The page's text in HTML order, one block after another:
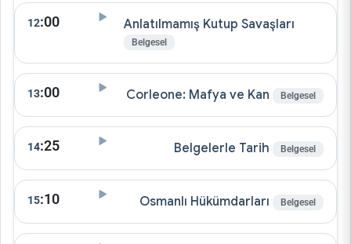
12:00 Anlatılmamış Kutup Savaşları
Belgesel
13:00 Corleone: Mafya ve Kan Belgesel
14:25 Belgelerle Tarih Belgesel
15:10 Osmanlı Hükümdarları Belgesel